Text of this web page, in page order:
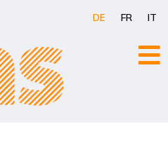
DE FR IT